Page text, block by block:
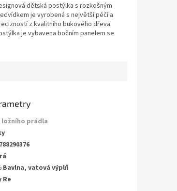
dětská postýlka s rozkošným
je vyrobená s největší péčí a
z kvalitního bukového dřeva.
je vybavena bočním panelem se
ložního prádla
Bavlna, vatová výplň
Re